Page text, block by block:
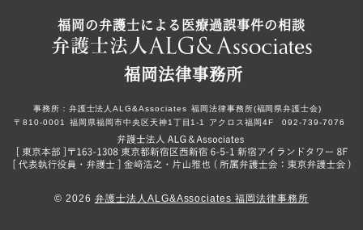
福岡の弁護士による医療過誤事件の相談
福岡法律事務所
事務所： 弁護士法人ALG&Associates 福岡法律事務所(福岡県弁護士会)
〒810-0001
福岡県福岡市中央区天神1丁目1-1 アクロス福岡4F 092-739-7076
© 2026 弁護士法人ALG&Associates 福岡法律事務所